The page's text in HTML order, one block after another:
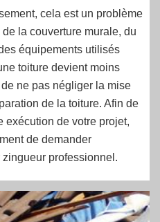
cela est un problème
la couverture murale, du
équipements utilisés
toiture devient moins
ne pas négliger la mise
de la toiture. Afin de
exécution de votre projet,
de demander
zingueur professionnel.